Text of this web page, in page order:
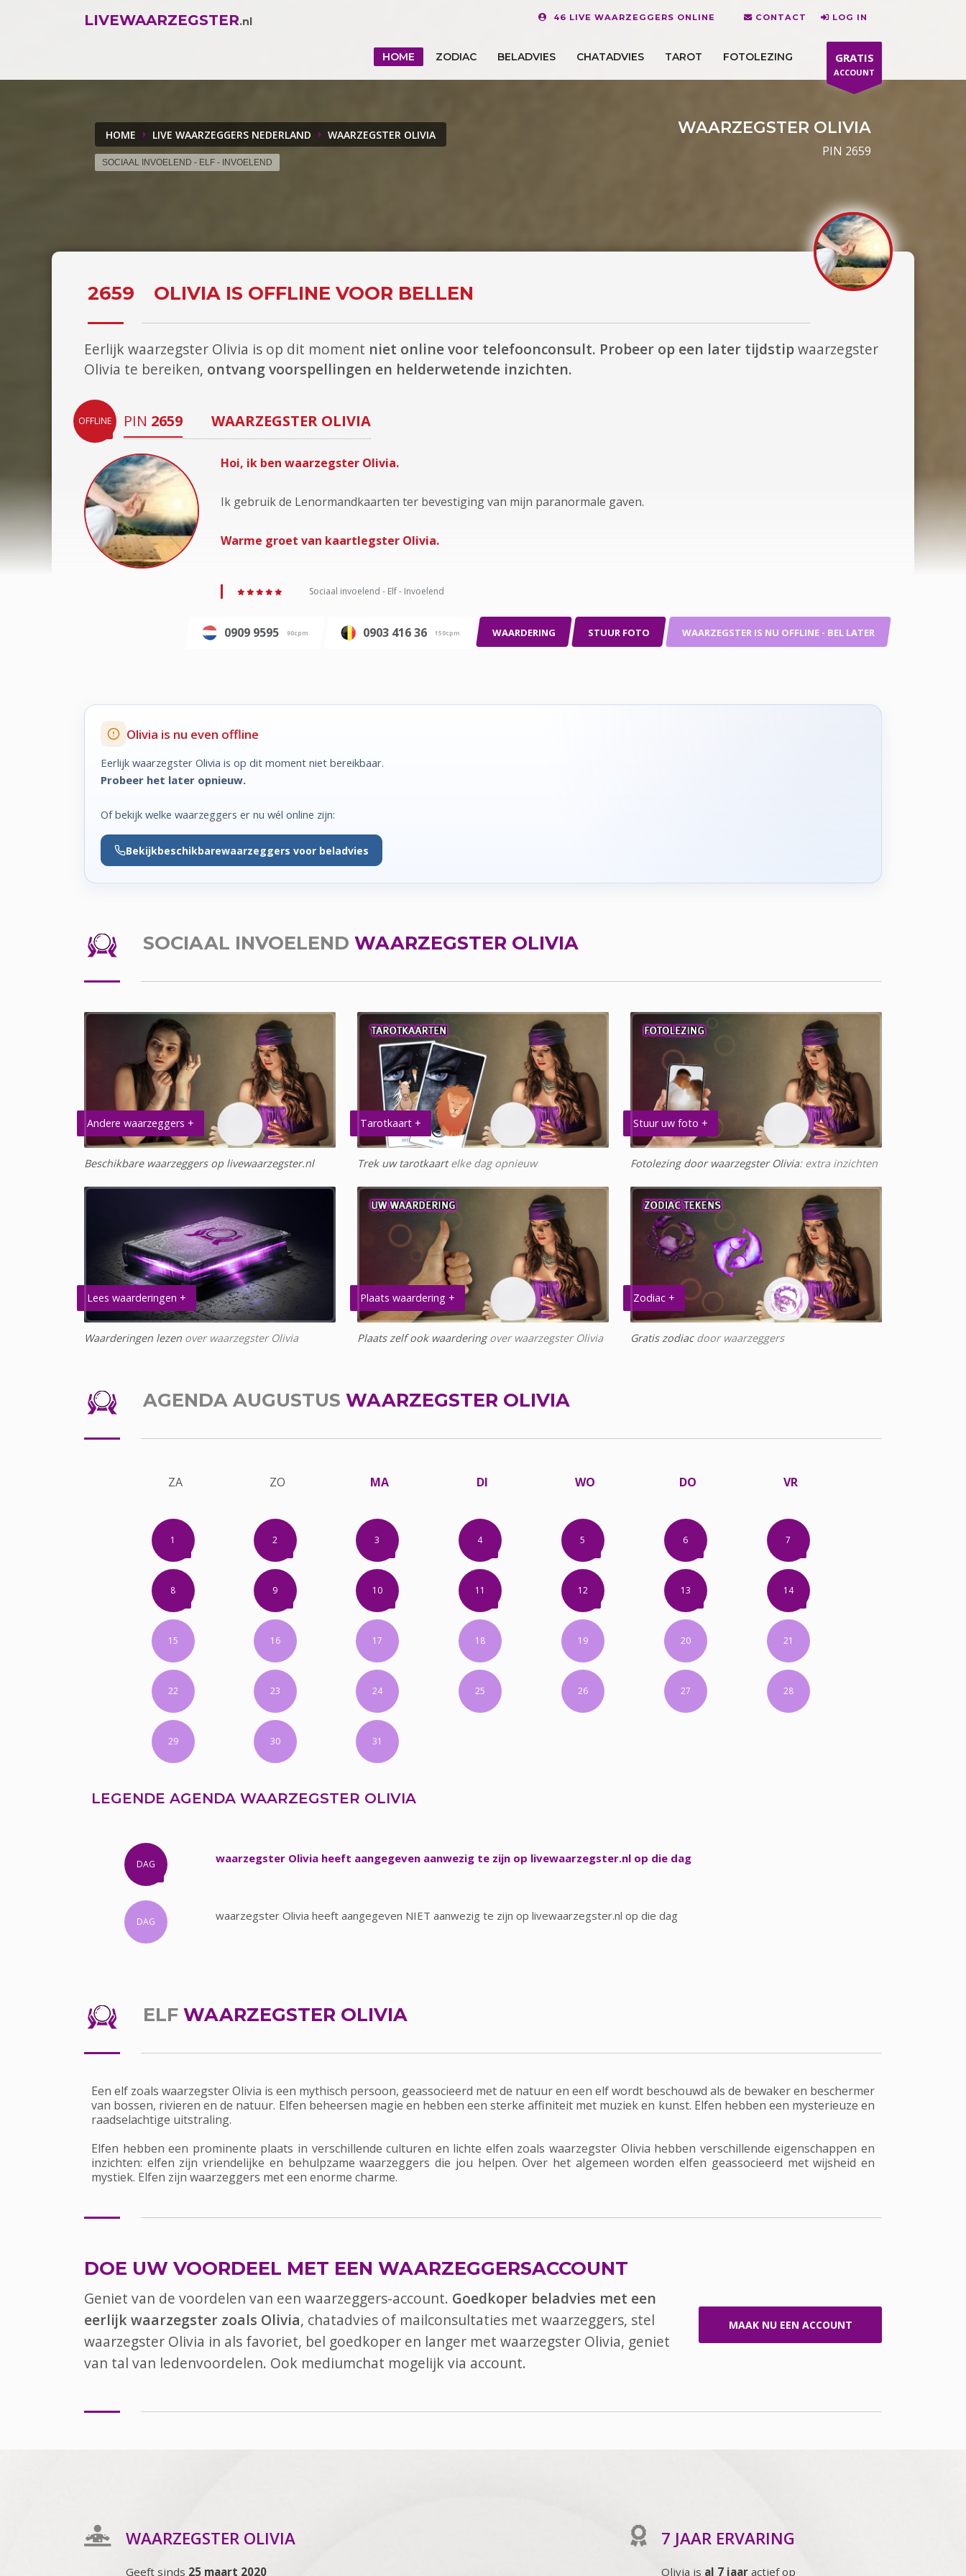
LIVEWAARZEGSTER.nl 46 LIVE WAARZEGGERS ONLINE CONTACT LOG IN
HOME ZODIAC BELADVIES CHATADVIES TAROT FOTOLEZING GRATIS
ACCOUNT
HOME LIVE WAARZEGGERS NEDERLAND WAARZEGSTER OLIVIA
SOCIAAL INVOELEND - ELF - INVOELEND
WAARZEGSTER OLIVIA
PIN 2659
2659 OLIVIA IS OFFLINE VOOR BELLEN
Eerlijk waarzegster Olivia is op dit moment niet online voor telefoonconsult. Probeer op een later tijdstipwaarzegster
Olivia te bereiken, ontvang voorspellingen en helderwetende inzichten.
OFFLINE PIN 2659 WAARZEGSTER OLIVIA
Hoi, ik ben waarzegster Olivia.
Ik gebruik de Lenormandkaarten ter bevestiging van mijn paranormale gaven.
Warme groet van kaartlegster Olivia.
Sociaal invoelend - Elf - Invoelend
0909 9595 90cpm 0903 416 36 150cpm WAARDERING STUUR FOTO WAARZEGSTER IS NU OFFLINE - BEL LATER
Olivia is nu even offline
Eerlijk waarzegster Olivia is op dit moment niet bereikbaar.
Probeer het later opnieuw.
Of bekijk welke waarzeggers er nu wél online zijn:
Bekijkbeschikbarewaarzeggers voor beladvies
SOCIAAL INVOELEND WAARZEGSTER OLIVIA
Andere waarzeggers +
Beschikbare waarzeggers op livewaarzegster.nl
Tarotkaart +
Trek uw tarotkaartelke dag opnieuw
Stuur uw foto +
Fotolezing door waarzegster Olivia: extra inzichten
Lees waarderingen +
Waarderingen lezen over waarzegster Olivia
Plaats waardering +
Plaats zelf ook waarderingover waarzegster Olivia
Zodiac +
Gratis zodiacdoor waarzeggers
AGENDA AUGUSTUS WAARZEGSTER OLIVIA
ZA ZO MA DI WO DO VR
1 2 3 4 5 6 7
8 9 10 11 12 13 14
15 16 17 18 19 20 21
22 23 24 25 26 27 28
29 30 31
LEGENDE AGENDA WAARZEGSTER OLIVIA
DAG waarzegster Olivia heeft aangegeven aanwezig te zijn op livewaarzegster.nl op die dag
DAG waarzegster Olivia heeft aangegeven NIET aanwezig te zijn op livewaarzegster.nl op die dag
ELF WAARZEGSTER OLIVIA
Een elf zoals waarzegster Olivia is een mythisch persoon, geassocieerd met de natuur en een elf wordt beschouwd als de bewaker en beschermer
van bossen, rivieren en de natuur. Elfen beheersen magie en hebben een sterke affiniteit met muziek en kunst. Elfen hebben een mysterieuze en
raadselachtige uitstraling.
Elfen hebben een prominente plaats in verschillende culturen en lichte elfen zoals waarzegster Olivia hebben verschillende eigenschappen en
inzichten: elfen zijn vriendelijke en behulpzame waarzeggers die jou helpen. Over het algemeen worden elfen geassocieerd met wijsheid en
mystiek. Elfen zijn waarzeggers met een enorme charme.
DOE UW VOORDEEL MET EEN WAARZEGGERSACCOUNT
Geniet van de voordelen van een waarzeggers-account. Goedkoper beladvies met een
eerlijk waarzegster zoals Olivia, chatadvies of mailconsultaties met waarzeggers, stel
waarzegster Olivia in als favoriet, bel goedkoper en langer met waarzegster Olivia, geniet
van tal van ledenvoordelen. Ook mediumchat mogelijk via account.
MAAK NU EEN ACCOUNT
WAARZEGSTER OLIVIA
Geeft sinds 25 maart 2020
7 JAAR ERVARING
Olivia is al 7 jaar actief op